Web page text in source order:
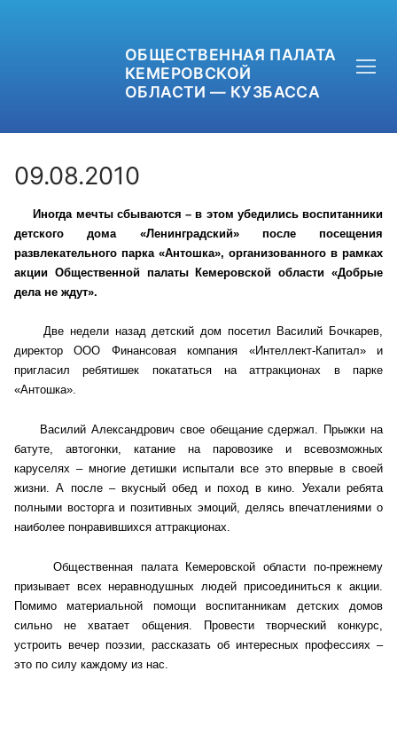
ОБЩЕСТВЕННАЯ ПАЛАТА
КЕМЕРОВСКОЙ
ОБЛАСТИ — КУЗБАССА
+7 (3842) 58-82-40
OPKO42@BK.RU
Главная
Общественные советы
Общественные советы при территориальных
органах федеральных органов
Общественные советы по проведению
независимой оценки качества условий
оказания услуг
09.08.2010
Иногда мечты сбываются – в этом убедились воспитанники
детского дома «Ленинградский» после посещения
развлекательного парка «Антошка», организованного в рамках
акции Общественной палаты Кемеровской области «Добрые
дела не ждут».
Две недели назад детский дом посетил Василий Бочкарев,
директор ООО Финансовая компания «Интеллект-Капитал» и
пригласил ребятишек покататься на аттракционах в парке
«Антошка».
Василий Александрович свое обещание сдержал. Прыжки на
батуте, автогонки, катание на паровозике и всевозможных
каруселях – многие детишки испытали все это впервые в своей
жизни. А после – вкусный обед и поход в кино. Уехали ребята
полными восторга и позитивных эмоций, делясь впечатлениями о
наиболее понравившихся аттракционах.
Общественная палата Кемеровской области по-прежнему
призывает всех неравнодушных людей присоединиться к акции.
Помимо материальной помощи воспитанникам детских домов
сильно не хватает общения. Провести творческий конкурс,
устроить вечер поэзии, рассказать об интересных профессиях –
это по силу каждому из нас.